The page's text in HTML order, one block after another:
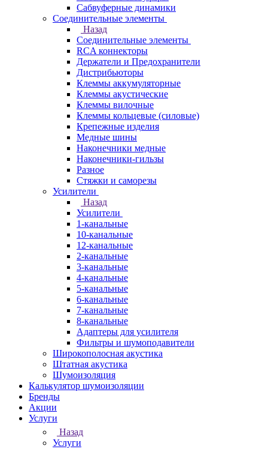
Сабвуферные динамики
Соединительные элементы
Назад
Соединительные элементы
RCA коннекторы
Держатели и Предохранители
Дистрибьюторы
Клеммы аккумуляторные
Клеммы акустические
Клеммы вилочные
Клеммы кольцевые (силовые)
Крепежные изделия
Медные шины
Наконечники медные
Наконечники-гильзы
Разное
Стяжки и саморезы
Усилители
Назад
Усилители
1-канальные
10-канальные
12-канальные
2-канальные
3-канальные
4-канальные
5-канальные
6-канальные
7-канальные
8-канальные
Адаптеры для усилителя
Фильтры и шумоподавители
Широкополосная акустика
Штатная акустика
Шумоизоляция
Калькулятор шумоизоляции
Бренды
Акции
Услуги
Назад
Услуги